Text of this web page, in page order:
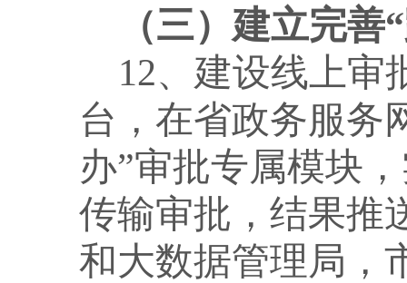
（三）建立完善
12、建设线上审
台，在省政务服务
办”审批专属模块
传输审批，结果推
和大数据管理局，